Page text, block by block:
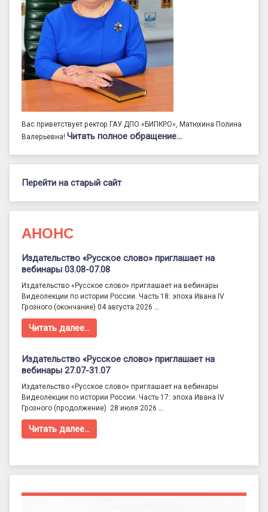
Вас приветствует ректор ГАУ ДПО «БИПКРО», Матюхина Полина
Валерьевна! Читать полное обращение…
Перейти на старый сайт
АНОНС
Издательство «Русское слово» приглашает на
вебинары 03.08-07.08
Издательство «Русское слово» приглашает на вебинары
Видеолекции по истории России. Часть 18: эпоха Ивана IV
Грозного (окончание) 04 августа 2026 …
Читать далее…
Издательство «Русское слово» приглашает на
вебинары 27.07-31.07
Издательство «Русское слово» приглашает на вебинары
Видеолекции по истории России. Часть 17: эпоха Ивана IV
Грозного (продолжение) 28 июля 2026 …
Читать далее…